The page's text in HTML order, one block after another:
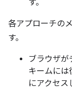
す。
各アプローチの
す。
ブラウザ
キームには
にアクセス